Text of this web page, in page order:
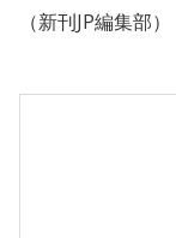
（新刊JP編集部）